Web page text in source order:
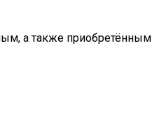
а также приобретённым